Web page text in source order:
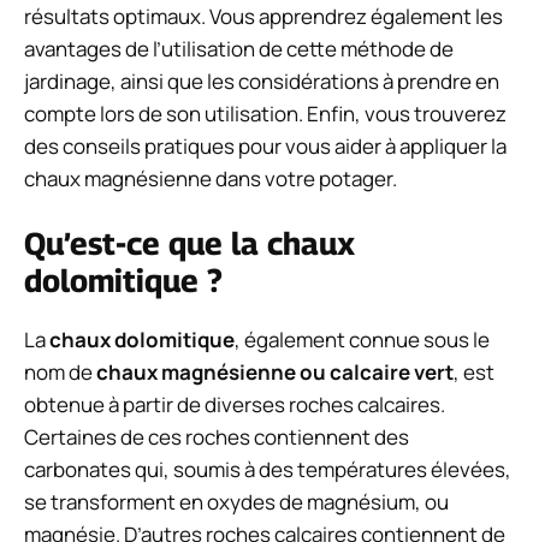
résultats optimaux. Vous apprendrez également les
avantages de l’utilisation de cette méthode de
jardinage, ainsi que les considérations à prendre en
compte lors de son utilisation. Enfin, vous trouverez
des conseils pratiques pour vous aider à appliquer la
chaux magnésienne dans votre potager.
Qu’est-ce que la chaux
dolomitique ?
Lachaux dolomitique, également connue sous le
nom dechaux magnésienne ou calcaire vert, est
obtenue à partir de diverses roches calcaires.
Certaines de ces roches contiennent des
carbonates qui, soumis à des températures élevées,
se transforment en oxydes de magnésium, ou
magnésie. D’autres roches calcaires contiennent de